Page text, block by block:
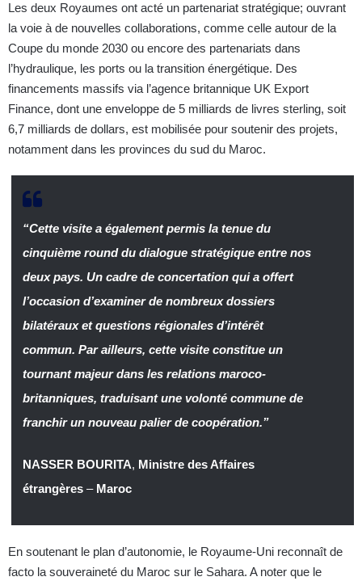
Les deux Royaumes ont acté un partenariat stratégique; ouvrant
la voie à de nouvelles collaborations, comme celle autour de la
Coupe du monde 2030 ou encore des partenariats dans
l’hydraulique, les ports ou la transition énergétique. Des
financements massifs via l’agence britannique UK Export
Finance, dont une enveloppe de 5 milliards de livres sterling, soit
6,7 milliards de dollars, est mobilisée pour soutenir des projets,
notamment dans les provinces du sud du Maroc.
“Cette visite a également permis la tenue du
cinquième round du dialogue stratégique entre nos
deux pays. Un cadre de concertation qui a offert
l’occasion d’examiner de nombreux dossiers
bilatéraux et questions régionales d’intérêt
commun. Par ailleurs, cette visite constitue un
tournant majeur dans les relations maroco-
britanniques, traduisant une volonté commune de
franchir un nouveau palier de coopération.”
NASSER BOURITA, Ministre des Affaires
étrangères– Maroc
En soutenant le plan d’autonomie, le Royaume-Uni reconnaît de
facto la souveraineté du Maroc sur le Sahara. A noter que le